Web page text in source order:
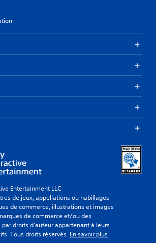
Entertainment LLC
de jeux, appellations ou habillages
de commerce, illustrations et images
de commerce et/ou des
droits d'auteur appartenant à leurs
Tous droits réservés. En savoir plus